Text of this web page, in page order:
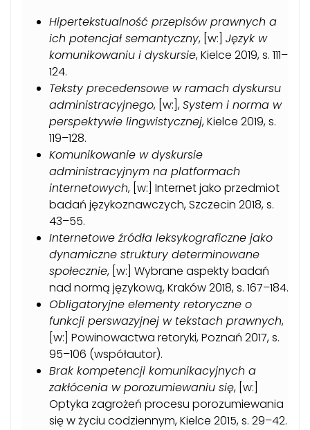
Hipertekstualność przepisów prawnych a
ich potencjał semantyczny, [w:] Język w
komunikowaniu i dyskursie, Kielce 2019, s. 111–
124.
Teksty precedensowe w ramach dyskursu
administracyjnego, [w:],System i norma w
perspektywie lingwistycznej, Kielce 2019, s.
119–128.
Komunikowanie w dyskursie
administracyjnym na platformach
internetowych, [w:] Internet jako przedmiot
badań językoznawczych, Szczecin 2018, s.
43–55.
Internetowe źródła leksykograficzne jako
dynamiczne struktury determinowane
społecznie, [w:] Wybrane aspekty badań
nad normą językową, Kraków 2018, s. 167–184.
Obligatoryjne elementy retoryczne o
funkcji perswazyjnej w tekstach prawnych,
[w:] Powinowactwa retoryki, Poznań 2017, s.
95–106 (współautor).
Brak kompetencji komunikacyjnych a
zakłócenia w porozumiewaniu się, [w:]
Optyka zagrożeń procesu porozumiewania
się w życiu codziennym, Kielce 2015, s. 29–42.